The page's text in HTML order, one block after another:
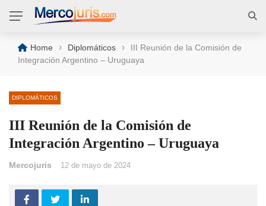
Home › Diplomáticos ›
III Reunión de la Comisión de
Integración Argentino – Uruguaya
DIPLOMÁTICOS
III Reunión de la Comisión de
Integración Argentino – Uruguaya
Mercojuris 12 de mayo de 2024